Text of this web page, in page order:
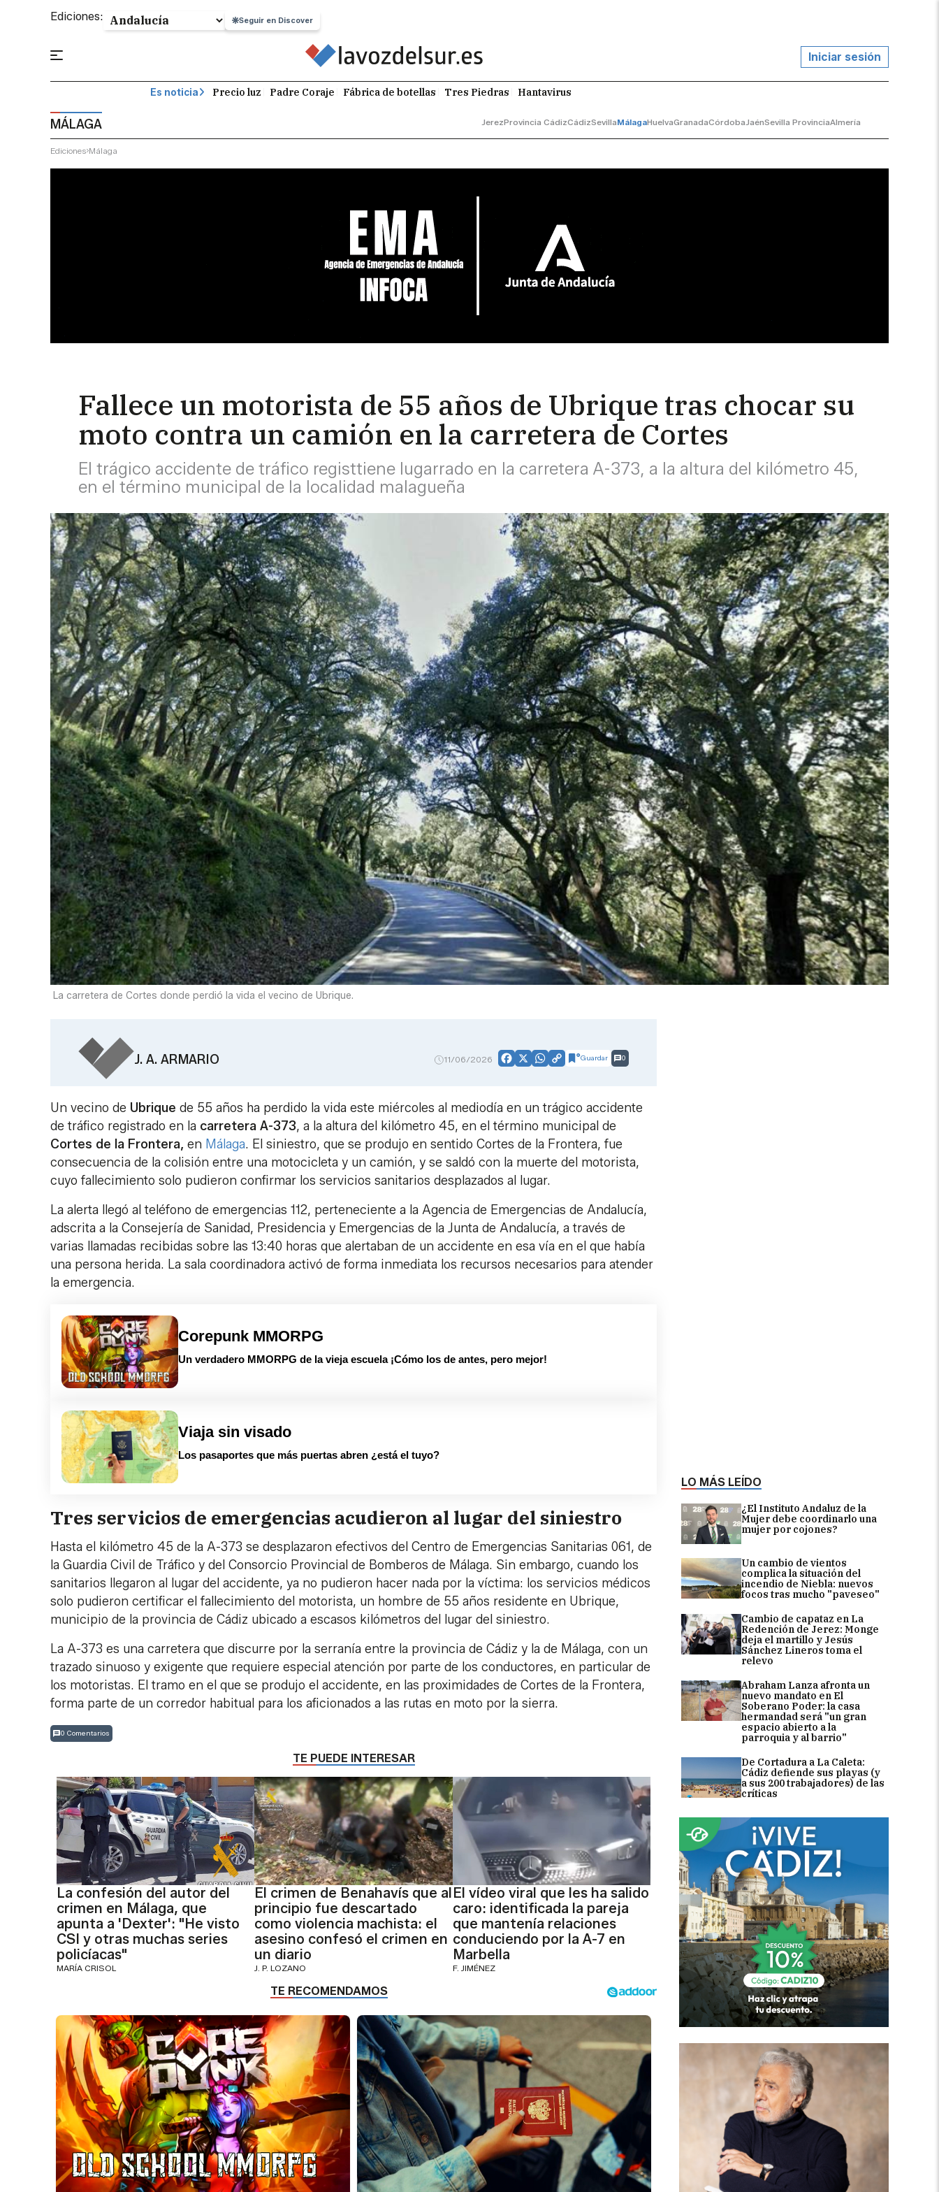
Ediciones: Seguir en Discover
Iniciar sesión
Es noticia Precio luz Padre Coraje Fábrica de botellas Tres Piedras Hantavirus
MÁLAGA JerezProvincia CádizCádizSevillaMálagaHuelvaGranadaCórdobaJaénSevilla ProvinciaAlmería
Ediciones Málaga
Fallece un motorista de 55 años de Ubrique tras chocar su
moto contra un camión en la carretera de Cortes
El trágico accidente de tráfico registtiene lugarrado en la carretera A-373, a la altura del kilómetro 45,
en el término municipal de la localidad malagueña
La carretera de Cortes donde perdió la vida el vecino de Ubrique.
LO MÁS LEÍDO
¿El Instituto Andaluz de la
Mujer debe coordinarlo una
mujer por cojones?
Un cambio de vientos
complica la situación del
incendio de Niebla: nuevos
focos tras mucho "paveseo"
Cambio de capataz en La
Redención de Jerez: Monge
deja el martillo y Jesús
Sánchez Lineros toma el
relevo
Abraham Lanza afronta un
nuevo mandato en El
Soberano Poder: la casa
hermandad será "un gran
espacio abierto a la
parroquia y al barrio"
De Cortadura a La Caleta:
Cádiz defiende sus playas (y
a sus 200 trabajadores) de las
críticas
J. A. ARMARIO 11/06/2026 Facebook
X WhatsApp
CopyGuardar 0
Un vecino de Ubrique de 55 años ha perdido la vida este miércoles al mediodía en un trágico accidente
de tráfico registrado en la carretera A-373, a la altura del kilómetro 45, en el término municipal de
Cortes de la Frontera, en Málaga. El siniestro, que se produjo en sentido Cortes de la Frontera, fue
consecuencia de la colisión entre una motocicleta y un camión, y se saldó con la muerte del motorista,
cuyo fallecimiento solo pudieron confirmar los servicios sanitarios desplazados al lugar.
La alerta llegó al teléfono de emergencias 112, perteneciente a la Agencia de Emergencias de Andalucía,
adscrita a la Consejería de Sanidad, Presidencia y Emergencias de la Junta de Andalucía, a través de
varias llamadas recibidas sobre las 13:40 horas que alertaban de un accidente en esa vía en el que había
una persona herida. La sala coordinadora activó de forma inmediata los recursos necesarios para atender
la emergencia.
Corepunk MMORPG
Un verdadero MMORPG de la vieja escuela ¡Cómo los de antes, pero mejor!
Viaja sin visado
Los pasaportes que más puertas abren ¿está el tuyo?
Tres servicios de emergencias acudieron al lugar del siniestro
Hasta el kilómetro 45 de la A-373 se desplazaron efectivos del Centro de Emergencias Sanitarias 061, de
la Guardia Civil de Tráfico y del Consorcio Provincial de Bomberos de Málaga. Sin embargo, cuando los
sanitarios llegaron al lugar del accidente, ya no pudieron hacer nada por la víctima: los servicios médicos
solo pudieron certificar el fallecimiento del motorista, un hombre de 55 años residente en Ubrique,
municipio de la provincia de Cádiz ubicado a escasos kilómetros del lugar del siniestro.
La A-373 es una carretera que discurre por la serranía entre la provincia de Cádiz y la de Málaga, con un
trazado sinuoso y exigente que requiere especial atención por parte de los conductores, en particular de
los motoristas. El tramo en el que se produjo el accidente, en las proximidades de Cortes de la Frontera,
forma parte de un corredor habitual para los aficionados a las rutas en moto por la sierra.
0 Comentarios
TE PUEDE INTERESAR
La confesión del autor del
crimen en Málaga, que
apunta a 'Dexter': "He visto
CSI y otras muchas series
policíacas"
MARÍA CRISOL
El crimen de Benahavís que al
principio fue descartado
como violencia machista: el
asesino confesó el crimen en
un diario
J. P. LOZANO
El vídeo viral que les ha salido
caro: identificada la pareja
que mantenía relaciones
conduciendo por la A-7 en
Marbella
F. JIMÉNEZ